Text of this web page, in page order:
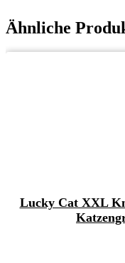
Ähnliche
Lucky Cat XXL